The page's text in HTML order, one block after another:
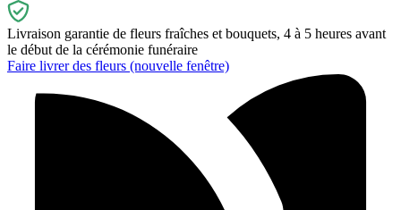
Livraison garantie de fleurs fraîches et bouquets, 4 à 5 heures avant
le début de la cérémonie funéraire
Faire livrer des fleurs (nouvelle fenêtre)